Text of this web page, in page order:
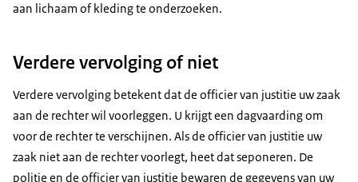
aan lichaam of kleding te onderzoeken.
Verdere vervolging of niet
Verdere vervolging betekent dat de officier van justitie uw zaak
aan de rechter wil voorleggen. U krijgt een dagvaarding om
voor de rechter te verschijnen. Als de officier van justitie uw
zaak niet aan de rechter voorlegt, heet dat seponeren. De
politie en de officier van justitie bewaren de gegevens van uw